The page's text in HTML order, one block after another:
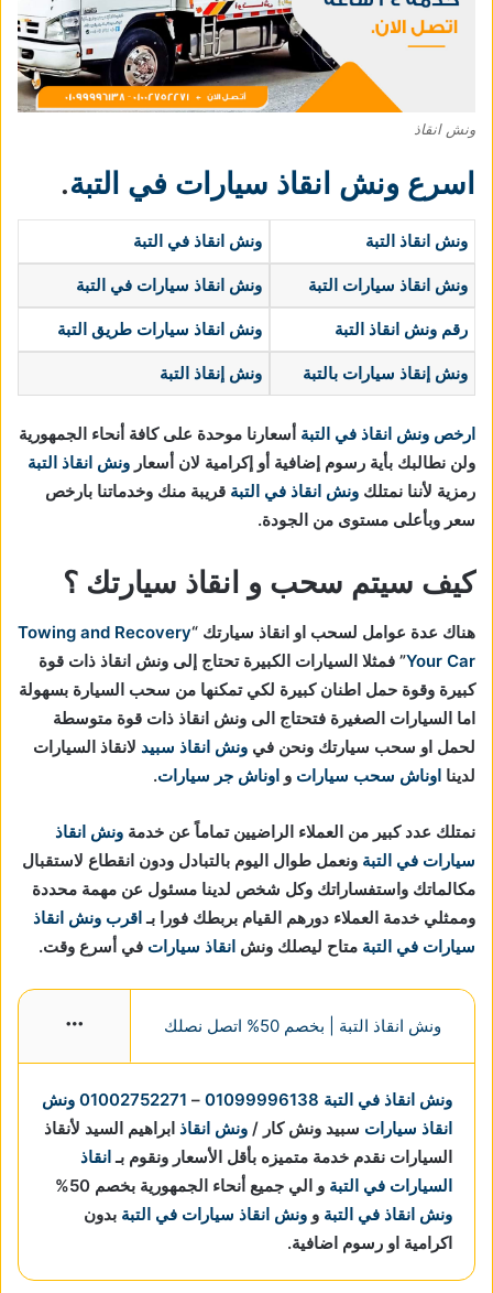
ونش انقاذ
اسرع ونش انقاذ سيارات في التبة.
ونش انقاذ التبة ونش انقاذ في التبة
ونش انقاذ سيارات التبة ونش انقاذ سيارات في التبة
رقم ونش انقاذ التبة ونش انقاذ سيارات طريق التبة
ونش إنقاذ سيارات بالتبة ونش إنقاذ التبة
ارخص ونش انقاذ في التبة أسعارنا موحدة على كافة أنحاء الجمهورية
ولن نطالبك بأية رسوم إضافية أو إكرامية لان أسعار ونش انقاذ التبة
رمزية لأننا نمتلك ونش انقاذ في التبة قريبة منك وخدماتنا بارخص
سعر وبأعلى مستوى من الجودة.
كيف سيتم سحب و انقاذ سيارتك ؟
هناك عدة عوامل لسحب او انقاذ سيارتك “Towing and Recovery
Your Car” فمثلا السيارات الكبيرة تحتاج إلى ونش انقاذ ذات قوة
كبيرة وقوة حمل اطنان كبيرة لكي تمكنها من سحب السيارة بسهولة
اما السيارات الصغيرة فتحتاج الى ونش انقاذ ذات قوة متوسطة
لحمل او سحب سيارتك ونحن في ونش انقاذ سبيد لانقاذ السيارات
لدينا اوناش سحب سيارات و اوناش جر سيارات.
نمتلك عدد كبير من العملاء الراضيين تماماً عن خدمة ونش انقاذ
سيارات في التبة ونعمل طوال اليوم بالتبادل ودون انقطاع لاستقبال
مكالماتك واستفساراتك وكل شخص لدينا مسئول عن مهمة محددة
وممثلي خدمة العملاء دورهم القيام بربطك فورا بـاقرب ونش انقاذ
سيارات في التبة متاح ليصلك ونش انقاذ سيارات في أسرع وقت.
ونش انقاذ التبة | بخصم 50% اتصل نصلك
ونش انقاذ في التبة 01099996138
–
01002752271 ونش
انقاذ سيارات سبيد ونش كار / ونش انقاذ ابراهيم السيد لأنقاذ
السيارات نقدم خدمة متميزه بأقل الأسعار ونقوم بـانقاذ
السيارات في التبة و الي جميع أنحاء الجمهورية بخصم 50%
ونش انقاذ في التبة و ونش انقاذ سيارات في التبة بدون
اكرامية او رسوم اضافية.